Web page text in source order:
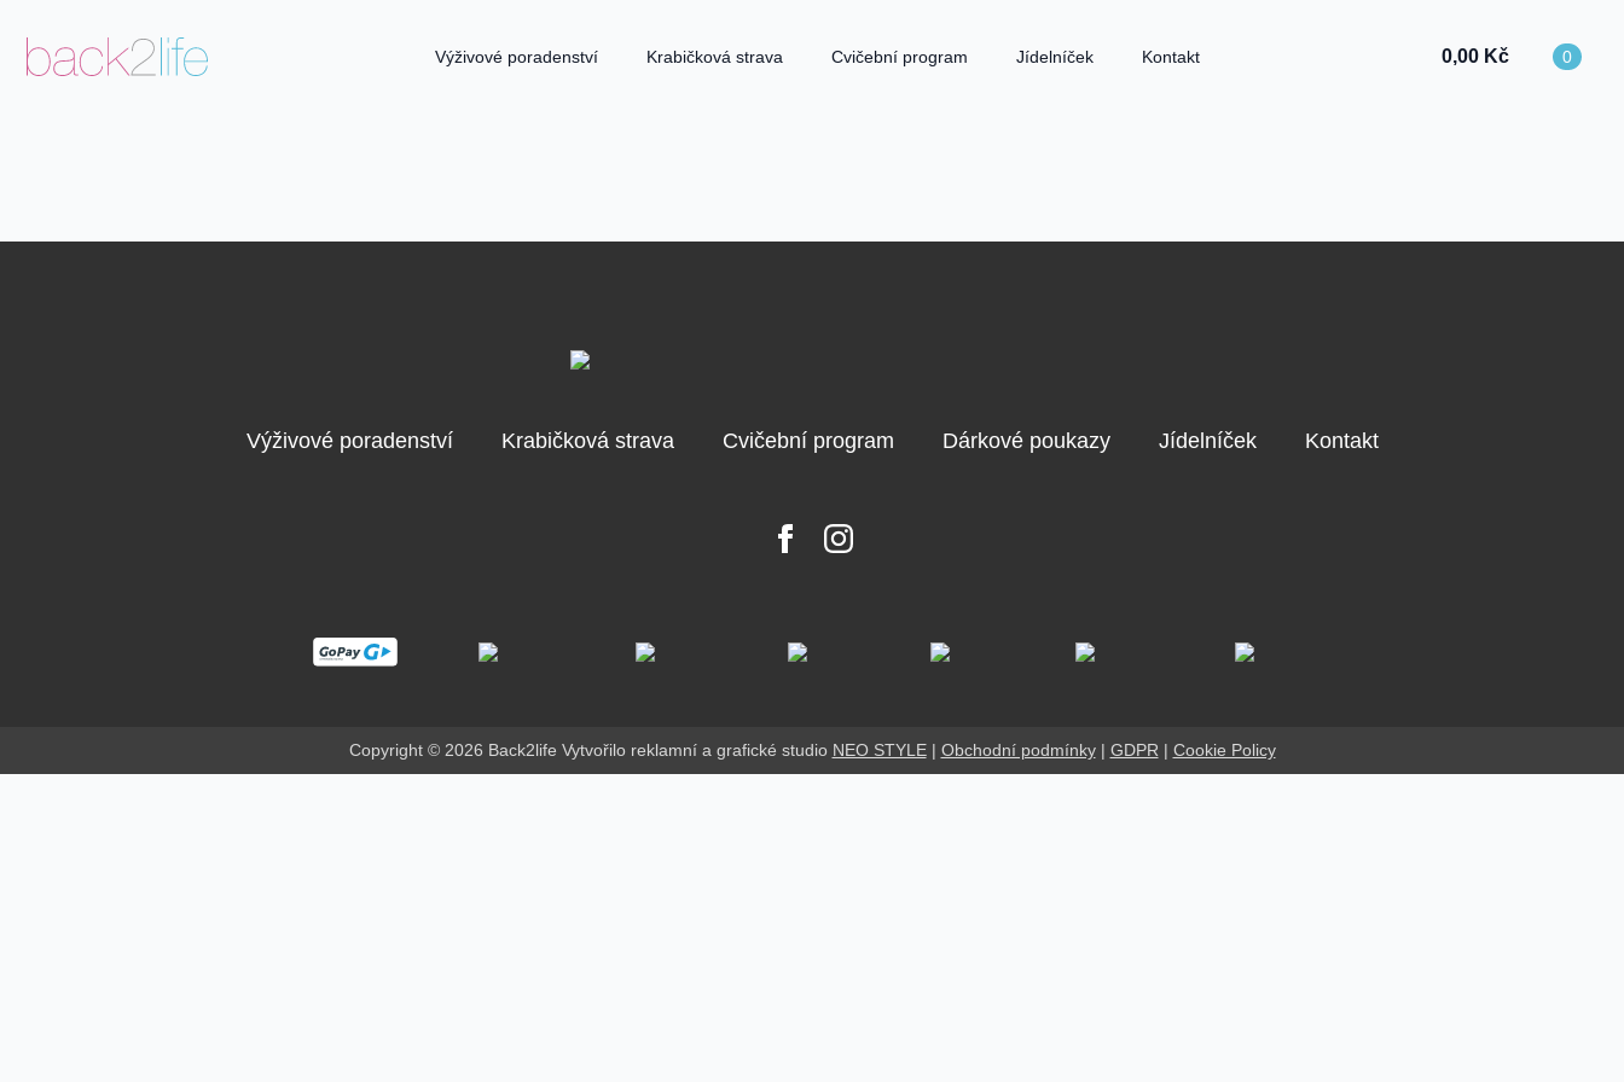
Výživové poradenství Krabičková strava Cvičební program Jídelníček Kontakt 0,00 Kč 0
Výživové poradenství Krabičková strava Cvičební program Dárkové poukazy Jídelníček Kontakt
Copyright © 2026 Back2life Vytvořilo reklamní a grafické studio NEO STYLE| Obchodní podmínky| GDPR| Cookie Policy